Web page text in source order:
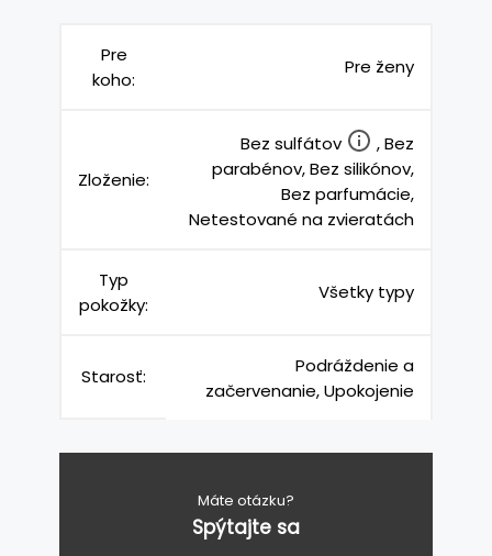
Pre
koho:
Pre ženy
Zloženie:
Bez sulfátov
, Bez
parabénov, Bez silikónov,
Bez parfumácie,
Netestované na zvieratách
Typ
pokožky:
Všetky typy
Starosť:
Podráždenie a
začervenanie, Upokojenie
Máte otázku?
Spýtajte sa